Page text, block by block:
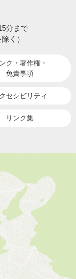
分まで
く）
ク・著作権・
免責事項
セシビリティ
リンク集